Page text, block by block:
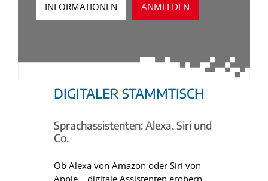
INFORMATIONEN ANMELDEN
DIGITALER STAMMTISCH
Sprachassistenten: Alexa, Siri und
Co.
Ob Alexa von Amazon oder Siri von
Apple – digitale Assistenten erobern